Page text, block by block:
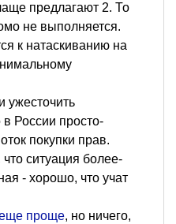
предлагают 2. То
не выполняется.
к натаскиванию на
ужесточить
в России просто-
покупки прав.
ситуация более-
- хорошо, что учат
проще, но ничего,